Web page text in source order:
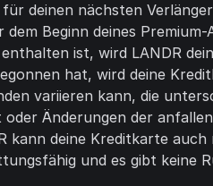
deinen nächsten
dem Beginn deines
ist, wird LANDR
hat, wird deine
variieren kann, die
oder Änderungen der
kann deine Kreditkarte
und es gibt keine